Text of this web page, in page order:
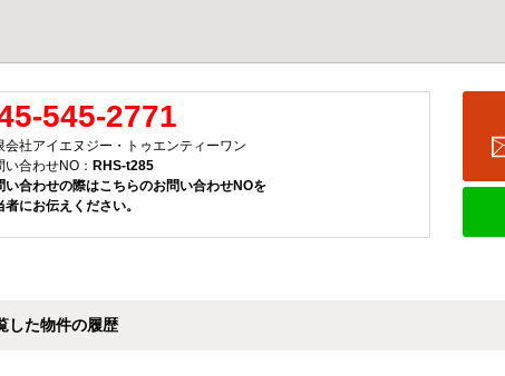
545-2771
会社アイエヌジー・トゥエンティーワン
い合わせNO： RHS-t285
い合わせの際はこちらのお問い合わせNOを
者にお伝えください。
した物件の履歴